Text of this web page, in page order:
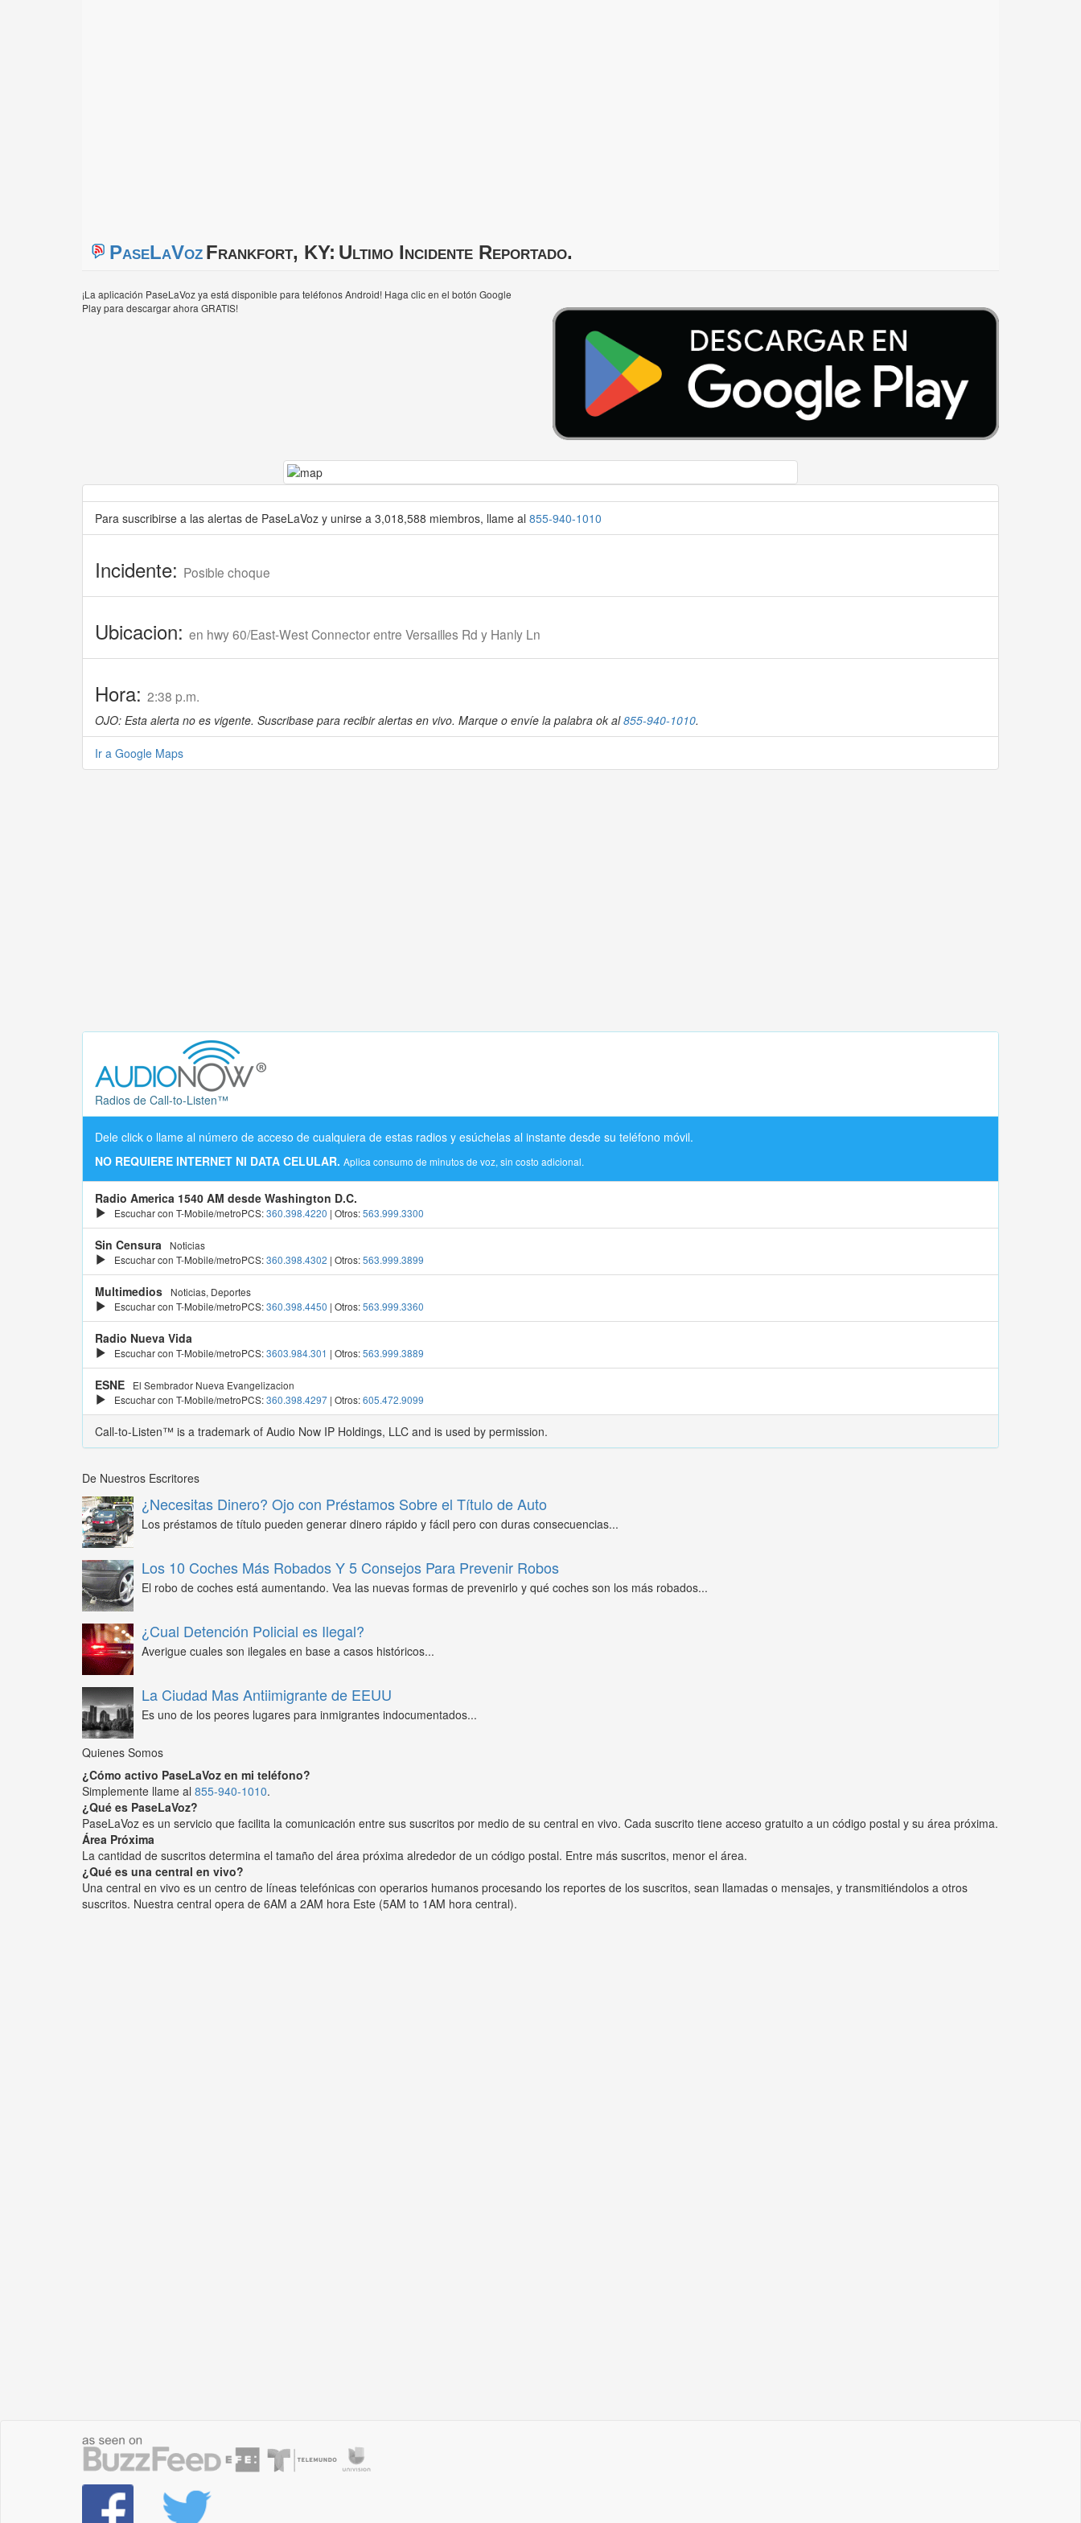
PaseLaVozFrankfort, KY: Ultimo Incidente Reportado.
¡La aplicación PaseLaVoz ya está disponible para teléfonos Android! Haga clic en el botón Google
Play para descargar ahora GRATIS!
Para suscribirse a las alertas de PaseLaVoz y unirse a 3,018,588 miembros, llame al 855-940-1010
Incidente: Posible choque
Ubicacion: en hwy 60/East-West Connector entre Versailles Rd y Hanly Ln
Hora: 2:38 p.m.
OJO: Esta alerta no es vigente. Suscribase para recibir alertas en vivo. Marque o envíe la palabra ok al855-940-1010.
Ir a Google Maps
Radios de Call-to-Listen™
Dele click o llame al número de acceso de cualquiera de estas radios y esúchelas al instante desde su teléfono móvil.
NO REQUIERE INTERNET NI DATA CELULAR. Aplica consumo de minutos de voz, sin costo adicional.
Radio America 1540 AM desde Washington D.C.
Escuchar con T-Mobile/metroPCS:360.398.4220 | Otros:563.999.3300
Sin Censura
Noticias
Escuchar con T-Mobile/metroPCS:360.398.4302 | Otros:563.999.3899
Multimedios
Noticias, Deportes
Escuchar con T-Mobile/metroPCS:360.398.4450 | Otros:563.999.3360
Radio Nueva Vida
Escuchar con T-Mobile/metroPCS:3603.984.301 | Otros:563.999.3889
ESNE
El Sembrador Nueva Evangelizacion
Escuchar con T-Mobile/metroPCS:360.398.4297 | Otros:605.472.9099
Call-to-Listen™ is a trademark of Audio Now IP Holdings, LLC and is used by permission.
De Nuestros Escritores
¿Necesitas Dinero? Ojo con Préstamos Sobre el Título de Auto
Los préstamos de título pueden generar dinero rápido y fácil pero con duras consecuencias...
Los 10 Coches Más Robados Y 5 Consejos Para Prevenir Robos
El robo de coches está aumentando. Vea las nuevas formas de prevenirlo y qué coches son los más robados...
¿Cual Detención Policial es Ilegal?
Averigue cuales son ilegales en base a casos históricos...
La Ciudad Mas Antiimigrante de EEUU
Es uno de los peores lugares para inmigrantes indocumentados...
Quienes Somos
¿Cómo activo PaseLaVoz en mi teléfono?
Simplemente llame al 855-940-1010.
¿Qué es PaseLaVoz?
PaseLaVoz es un servicio que facilita la comunicación entre sus suscritos por medio de su central en vivo. Cada suscrito tiene acceso gratuito a un código postal y su área próxima.
Área Próxima
La cantidad de suscritos determina el tamaño del área próxima alrededor de un código postal. Entre más suscritos, menor el área.
¿Qué es una central en vivo?
Una central en vivo es un centro de líneas telefónicas con operarios humanos procesando los reportes de los suscritos, sean llamadas o mensajes, y transmitiéndolos a otros
suscritos. Nuestra central opera de 6AM a 2AM hora Este (5AM to 1AM hora central).